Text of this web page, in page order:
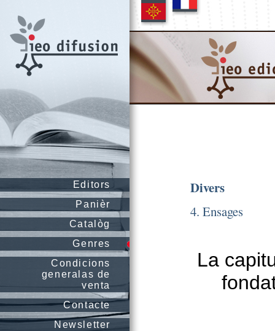
Editors
Panièr
Catalòg
Genres
Condicions
generalas de
venta
Contacte
Newsletter
Divers
4. Ensages
La